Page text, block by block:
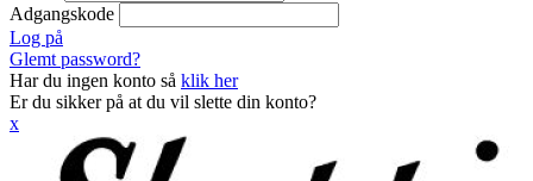
Adgangskode
Log på
Glemt password?
Har du ingen konto så klik her
Er du sikker på at du vil slette din konto?
x